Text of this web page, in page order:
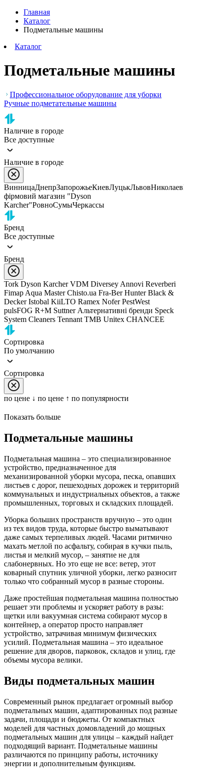
Главная
Каталог
Подметальные машины
Каталог
Подметальные машины
Профессиональное оборудование для уборки
Ручные подметательные машины
Наличие в городе
Все доступные
Наличие в городе
ВинницаДнепрЗапорожьеКиевЛуцькЛьвовНиколаевПолтава,
фірмовий магазин "Dyson
Karcher"РовноСумыЧеркассы
Бренд
Все доступные
Бренд
Tork Dyson Karcher VDM Diversey Annovi Reverberi
Fimap Aqua Master Chisto.ua Fra-Ber Hunter Black &
Decker Istobal KiiLTO Ramex Nofer PestWest
pulsFOG R+M Suttner Альтернативні бренди Speck
System Cleaners Tennant TMB Unitex CHANCEE
Сортировка
По умолчанию
Сортировка
по цене ↓ по цене ↑ по популярности
Показать больше
Подметальные машины
Подметальная машина – это специализированное
устройство, предназначенное для
механизированной уборки мусора, песка, опавших
листьев с дорог, пешеходных дорожек и территорий
коммунальных и индустриальных объектов, а также
промышленных, торговых и складских площадей.
Уборка больших пространств вручную – это один
из тех видов труда, которые быстро выматывают
даже самых терпеливых людей. Часами ритмично
махать метлой по асфальту, собирая в кучки пыль,
листья и мелкий мусор, – занятие не для
слабонервных. Но это еще не все: ветер, этот
коварный спутник уличной уборки, легко разносит
только что собранный мусор в разные стороны.
Даже простейшая подметальная машина полностью
решает эти проблемы и ускоряет работу в разы:
щетки или вакуумная система собирают мусор в
контейнер, а оператор просто направляет
устройство, затрачивая минимум физических
усилий. Подметальная машина – это идеальное
решение для дворов, парковок, складов и улиц, где
объемы мусора велики.
Виды подметальных машин
Современный рынок предлагает огромный выбор
подметальных машин, адаптированных под разные
задачи, площади и бюджеты. От компактных
моделей для частных домовладений до мощных
подметальных машин для улицы – каждый найдет
подходящий вариант. Подметальные машины
различаются по принципу работы, источнику
энергии и дополнительным функциям.